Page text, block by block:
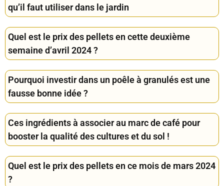
qu’il faut utiliser dans le jardin
Quel est le prix des pellets en cette deuxième
semaine d’avril 2024 ?
Pourquoi investir dans un poêle à granulés est une
fausse bonne idée ?
Ces ingrédients à associer au marc de café pour
booster la qualité des cultures et du sol !
Quel est le prix des pellets en ce mois de mars 2024
?